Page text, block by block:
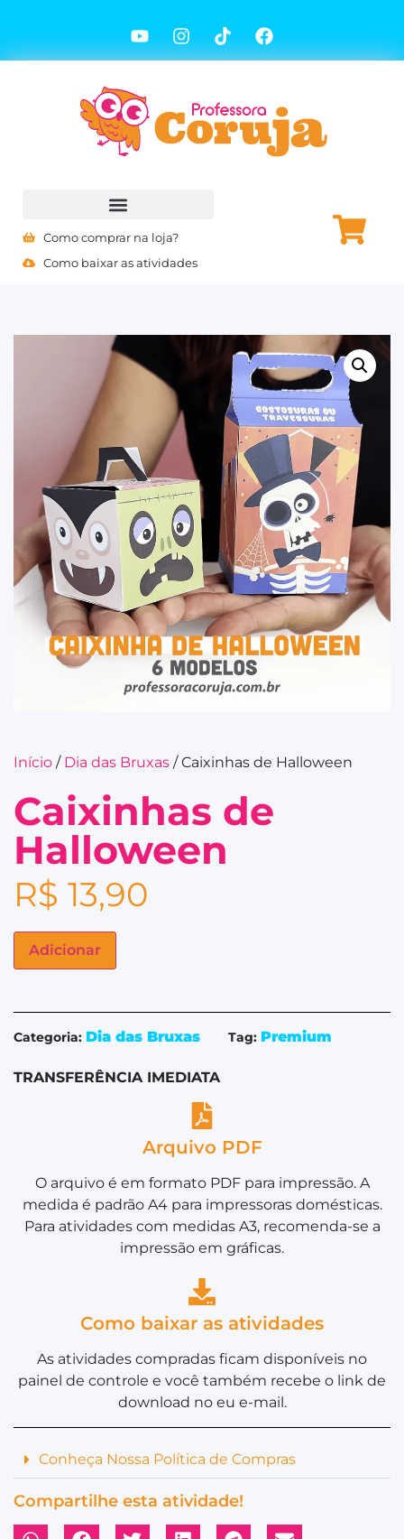
Como comprar na loja?
Como baixar as atividades
Início / Dia das Bruxas / Caixinhas de Halloween
Caixinhas de
Halloween
R$ 13,90
Adicionar
Categoria: Dia das Bruxas Tag: Premium
TRANSFERÊNCIA IMEDIATA
Arquivo PDF
O arquivo é em formato PDF para impressão. A
medida é padrão A4 para impressoras domésticas.
Para atividades com medidas A3, recomenda-se a
impressão em gráficas.
Como baixar as atividades
As atividades compradas ficam disponíveis no
painel de controle e você também recebe o link de
download no eu e-mail.
Conheça Nossa Política de Compras
Compartilhe esta atividade!